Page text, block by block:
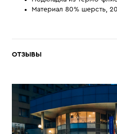
Материал 80% шерсть,
ОТЗЫВЫ